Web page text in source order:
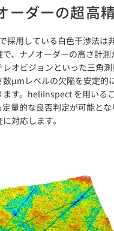
ーダーの超高
採用している白色干渉法は
、ナノオーダーの高さ計測
オビジョンといった三角
数µmレベルの欠陥を安定的
ます。heliInspect を用いる
量的な良否判定が可能と
対応します。